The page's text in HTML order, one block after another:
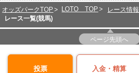
オッズパークTOP LOTO TOP レース情報
レース一覧(競馬)
ページ先頭へ
投票 入金・精算